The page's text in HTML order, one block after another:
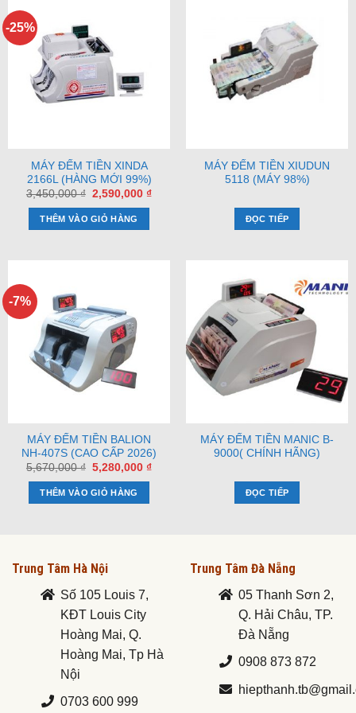
-25%
MÁY ĐẾM TIỀN XINDA
2166L (HÀNG MỚI 99%)
3,450,000₫ Giá
là:
3,450,000 ₫.
2,590,000 ₫Giá
THÊM VÀO GIỎ HÀNG
MÁY ĐẾM TIỀN XIUDUN
5118 (MÁY 98%)
ĐỌC TIẾP
-7%
MÁY ĐẾM TIỀN BALION
NH-407S (CAO CẤP 2026)
5,670,000₫ Giá
là:
5,670,000 ₫.
5,280,000 ₫Giá
THÊM VÀO GIỎ HÀNG
MÁY ĐẾM TIỀN MANIC B-
9000( CHÍNH HÃNG)
ĐỌC TIẾP
Trung Tâm Hà Nội
Số 105 Louis 7,
KĐT Louis City
Hoàng Mai, Q.
Hoàng Mai, Tp Hà
Nội
0703 600 999
Trung Tâm Đà Nẵng
05 Thanh Sơn 2,
Q. Hải Châu, TP.
Đà Nẵng
0908 873 872